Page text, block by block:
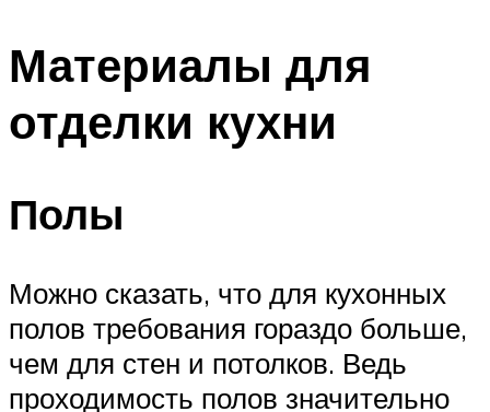
Материалы для
отделки кухни
Полы
Можно сказать, что для кухонных
полов требования гораздо больше,
чем для стен и потолков. Ведь
проходимость полов значительно